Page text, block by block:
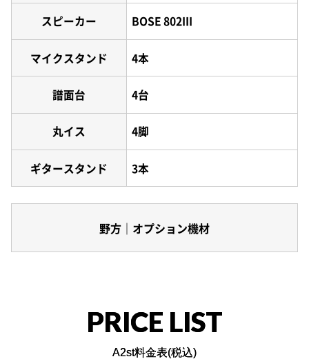
スピーカー BOSE 802III
マイクスタンド 4本
譜面台 4台
丸イス 4脚
ギタースタンド 3本
野方｜オプション機材
PRICE LIST
A2st料金表(税込)